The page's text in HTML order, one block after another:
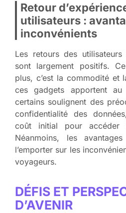
Retour
utilisateurs :
inconvénients
Les retours des
sont largement positifs.
plus, c’est la commodité et
ces gadgets apportent au
certains soulignent des
confidentialité des
coût initial pour accéder
Néanmoins, les
l’emporter sur les
voyageurs.
DÉFIS ET
D’AVENIR